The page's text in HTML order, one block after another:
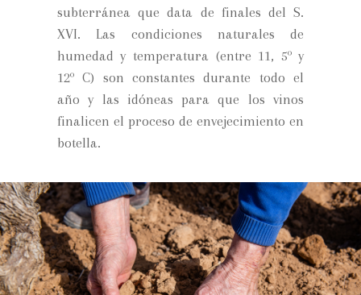
subterránea que data de finales del S.
XVI. Las condiciones naturales de
humedad y temperatura (entre 11, 5º y
12º C) son constantes durante todo el
año y las idóneas para que los vinos
finalicen el proceso de envejecimiento en
botella.